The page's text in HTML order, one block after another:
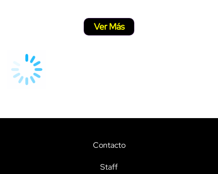
Ver Más
Contacto
Staff